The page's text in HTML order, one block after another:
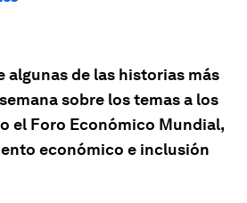
algunas de las historias más
sobre los temas a los
el Foro Económico Mundial,
económico e inclusión